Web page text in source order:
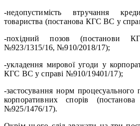
-недопустимість втручання
товариства (постанова КГС ВС у
-похідний позов
№923/1315/16, №910/2018/17);
-укладення мирової угоди у
КГС ВС у справі №910/19401/17);
-застосування норм процесуального
корпоративних спорів
№925/1476/17).